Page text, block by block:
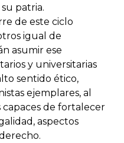
patria.
de este ciclo
igual de
asumir ese
y universitarias
sentido ético,
ejemplares, al
de fortalecer
aspectos